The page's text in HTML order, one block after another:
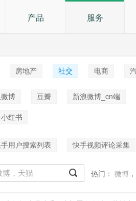
产品 服务
房地产 社交 电商
拍卖 音乐
博 豆瓣 新浪微博_cn端
小红书
用户搜索列表 快手视频评论采集
热门： 微博 ，